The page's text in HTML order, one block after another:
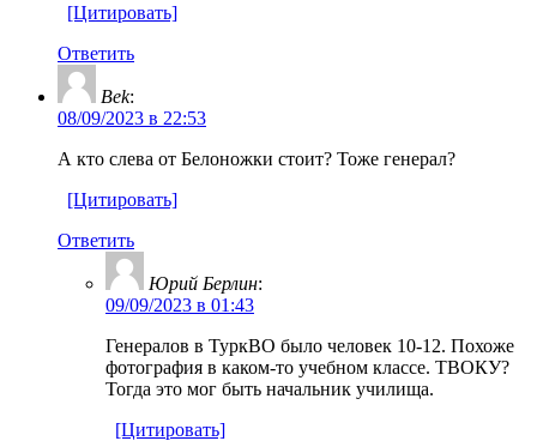
[Цитировать]
Ответить
Bek:
08/09/2023 в 22:53
А кто слева от Белоножки стоит? Тоже генерал?
[Цитировать]
Ответить
Юрий Берлин:
09/09/2023 в 01:43
Генералов в ТуркВО было человек 10-12. Похоже
фотография в каком-то учебном классе. ТВОКУ?
Тогда это мог быть начальник училища.
[Цитировать]